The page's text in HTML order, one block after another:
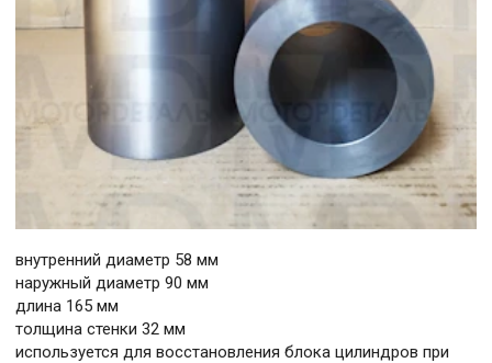
внутренний диаметр 58 мм
наружный диаметр 90 мм
длина 165 мм
толщина стенки 32 мм
используется для восстановления блока цилиндров при